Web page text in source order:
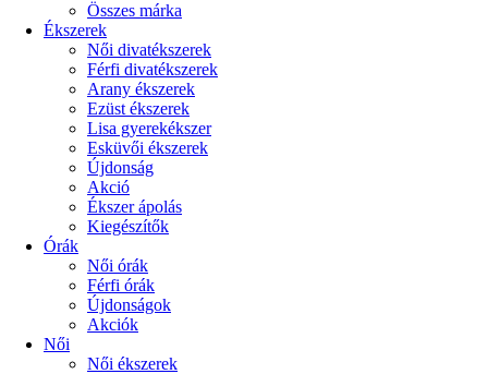
Összes márka
Ékszerek
Női divatékszerek
Férfi divatékszerek
Arany ékszerek
Ezüst ékszerek
Lisa gyerekékszer
Esküvői ékszerek
Újdonság
Akció
Ékszer ápolás
Kiegészítők
Órák
Női órák
Férfi órák
Újdonságok
Akciók
Női
Női ékszerek